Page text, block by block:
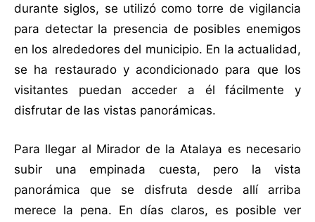
durante siglos, se utilizó como torre de vigilancia
para detectar la presencia de posibles enemigos
en los alrededores del municipio. En la actualidad,
se ha restaurado y acondicionado para que los
visitantes puedan acceder a él fácilmente y
disfrutar de las vistas panorámicas.
Para llegar al Mirador de la Atalaya es necesario
subir una empinada cuesta, pero la vista
panorámica que se disfruta desde allí arriba
merece la pena. En días claros, es posible ver